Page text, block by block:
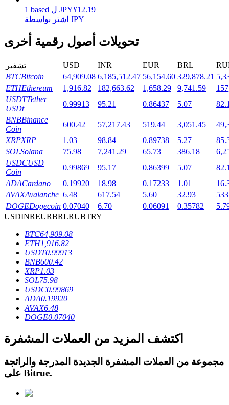
عوائد عالية والوصول الفوري
Launchpool
الرهان المرن لكسب العملات الرقمية الشهيرة
القروض
خدمة الاقتراض المدعومة بالعملات المشفرة
1 based ل JPY¥12.19
اشتر بواسطة JPY
تحويلات أصول رقمية أخرى
تشفير USD INR EUR BRL
BTCBitcoin 64,909.08 6,185,512.47 56,154.60 329,878.21
ETHEthereum 1,916.82 182,663.62 1,658.29 9,741.59
USDTTether
USDt
0.99913 95.21 0.86437 5.07
BNBBinance
Coin
600.42 57,217.43 519.44 3,051.45
XRPXRP 1.03 98.84 0.89738 5.27
SOLSolana 75.98 7,241.29 65.73 386.18
USDCUSD
Coin
0.99869 95.17 0.86399 5.07
ADACardano 0.19920 18.98 0.17233 1.01
AVAXAvalanche 6.48 617.54 5.60 32.93
DOGEDogecoin 0.07040 6.70 0.06091 0.35782
USDINREURBRLRUBTRY
BTC64,909.08
ETH1,916.82
USDT0.99913
BNB600.42
XRP1.03
SOL75.98
USDC0.99869
ADA0.19920
AVAX6.48
DOGE0.07040
اكتشف المزيد من العملات المشفرة
مجموعة من العملات المشفرة الجديدة المدرجة والرائجة
Bitrue.